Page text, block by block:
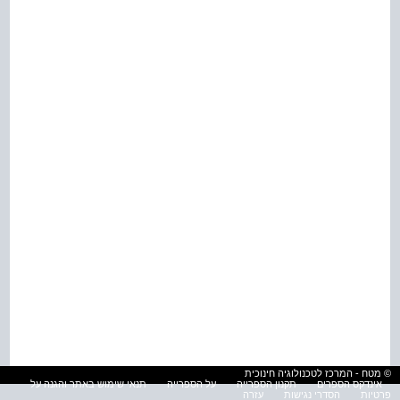
© מטח - המרכז לטכנולוגיה חינוכית
אינדקס הספרים
תקנון הספרייה על הספרייה
תנאי שימוש באתר והגנה על
פרטיות
הסדרי נגישות עזרה